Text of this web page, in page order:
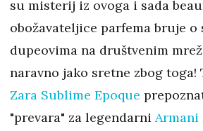
su misterij iz ovoga i sada
obožavateljice parfema bruje
dupeovima na društvenim
naravno jako sretne zbog toga!
Zara Sublime Epoque
"prevara" za legendarni Armani